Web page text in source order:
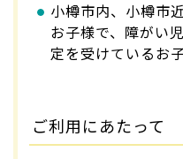
小樽市内、小樽市
お子様で、障がい
定を受けているお
ご利用にあたって